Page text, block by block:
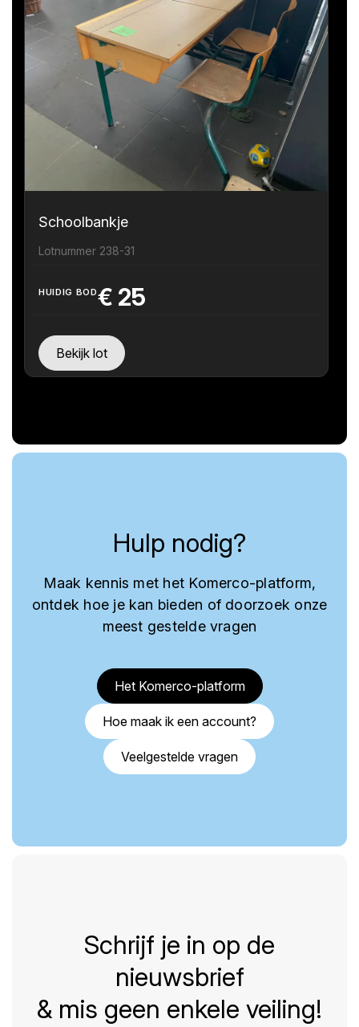
Schoolbankje
Lotnummer 238-31
HUIDIG BOD€ 25
Bekijk lot
Hulp nodig?
Maak kennis met het Komerco-platform,
ontdek hoe je kan bieden of doorzoek onze
meest gestelde vragen
Het Komerco-platform
Hoe maak ik een account?
Veelgestelde vragen
Schrijf je in op de
nieuwsbrief
& mis geen enkele veiling!